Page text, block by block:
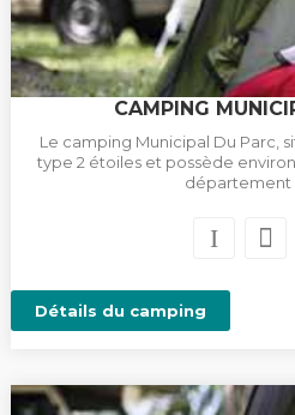
CAMPING
Le camping Municipal Du Parc,
type 2 étoiles et possède
département
Détails du camping